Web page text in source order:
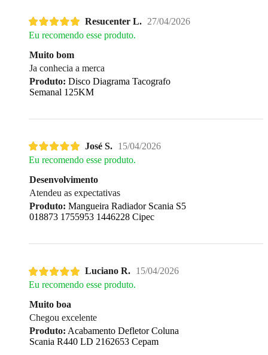
Resucenter L. 27/04/2026
Eu recomendo esse produto.
Muito bom
Ja conhecia a merca
Produto: Disco Diagrama Tacografo
Semanal 125KM
José S. 15/04/2026
Eu recomendo esse produto.
Desenvolvimento
Atendeu as expectativas
Produto: Mangueira Radiador Scania S5
018873 1755953 1446228 Cipec
Luciano R. 15/04/2026
Eu recomendo esse produto.
Muito boa
Chegou excelente
Produto: Acabamento Defletor Coluna
Scania R440 LD 2162653 Cepam